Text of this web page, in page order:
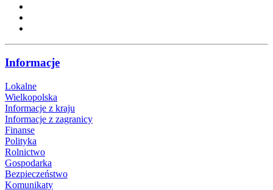
Informacje
Lokalne
Wielkopolska
Informacje z kraju
Informacje z zagranicy
Finanse
Polityka
Rolnictwo
Gospodarka
Bezpieczeństwo
Komunikaty